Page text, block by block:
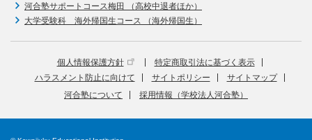
河合塾サポートコース梅田 （高校中退者ほか）
大学受験科 海外帰国生コース （海外帰国生）
個人情報保護方針
特定商取引法に基づく表示
ハラスメント防止に向けて
サイトポリシー
サイトマップ
河合塾について
採用情報（学校法人河合塾）